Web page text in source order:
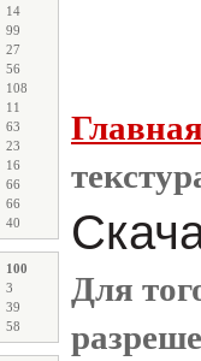
14
99
27
56
108
11
63
23
16
66
66
40
100
3
39
58
Для